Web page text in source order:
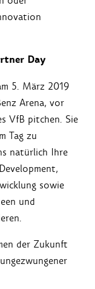
Day
5. März 2019
Arena, vor
VfB pitchen. Sie
Tag zu
natürlich Ihre
sowie
und
der Zukunft